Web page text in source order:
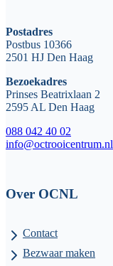
Postadres
Postbus 10366
2501 HJ Den Haag
Bezoekadres
Prinses Beatrixlaan 2
2595 AL Den Haag
088 042 40 02
info@octrooicentrum.nl
Over OCNL
Contact
Bezwaar maken